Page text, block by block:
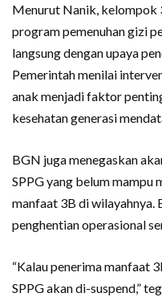
Menurut Nanik, kelompok
program pemenuhan gizi
langsung dengan upaya
Pemerintah menilai
anak menjadi faktor
kesehatan generasi
BGN juga menegaskan
SPPG yang belum mampu
manfaat 3B di wilayahnya.
penghentian operasional
“Kalau penerima manfaat
SPPG akan di-suspend,”